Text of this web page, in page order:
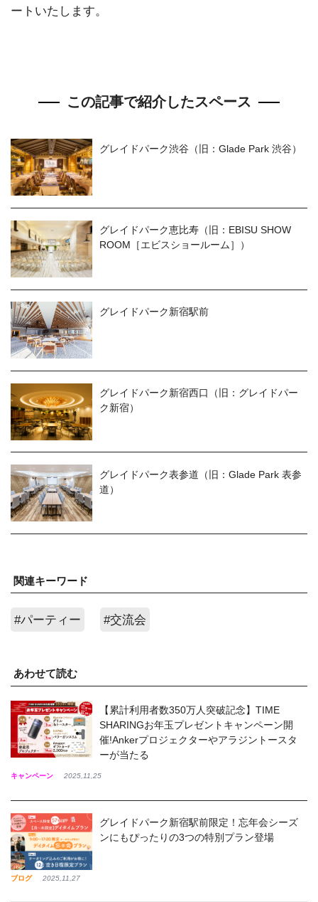
ートいたします。
この記事で紹介したスペース
グレイドパーク渋谷（旧：Glade Park 渋谷）
グレイドパーク恵比寿（旧：EBISU SHOW
ROOM［エビスショールーム］）
グレイドパーク新宿駅前
グレイドパーク新宿西口（旧：グレイドパー
ク新宿）
グレイドパーク表参道（旧：Glade Park 表参
道）
関連キーワード
#パーティー #交流会
あわせて読む
キャンペーン 2025,11,25
【累計利用者数350万人突破記念】TIME
SHARINGお年玉プレゼントキャンペーン開
催!Ankerプロジェクターやアラジントースタ
ーが当たる
ブログ 2025,11,27
グレイドパーク新宿駅前限定！忘年会シーズ
ンにもぴったりの3つの特別プラン登場